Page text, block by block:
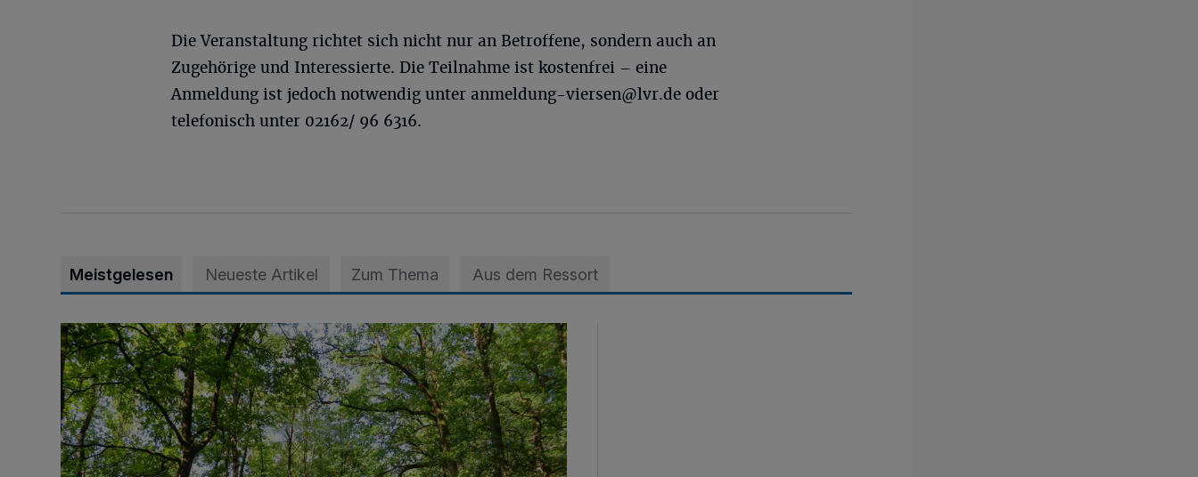
Die Veranstaltung richtet sich nicht nur an Betroffene, sondern auch an
Zugehörige und Interessierte. Die Teilnahme ist kostenfrei – eine
Anmeldung ist jedoch notwendig unter anmeldung-viersen@lvr.de oder
telefonisch unter 02162/ 96 6316.
Meistgelesen Neueste Artikel Zum Thema Aus dem Ressort
Sommertour durch Naturpark